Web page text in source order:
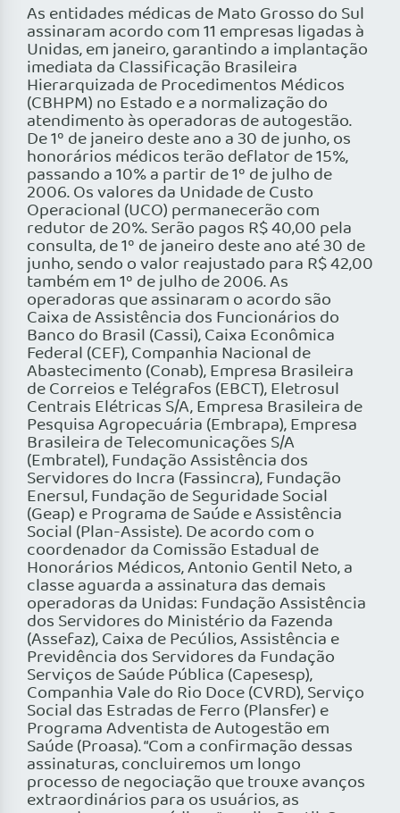
As entidades médicas de Mato Grosso do Sul
assinaram acordo com 11 empresas ligadas à
Unidas, em janeiro, garantindo a implantação
imediata da Classificação Brasileira
Hierarquizada de Procedimentos Médicos
(CBHPM) no Estado e a normalização do
atendimento às operadoras de autogestão.
De 1º de janeiro deste ano a 30 de junho, os
honorários médicos terão deflator de 15%,
passando a 10% a partir de 1º de julho de
2006. Os valores da Unidade de Custo
Operacional (UCO) permanecerão com
redutor de 20%. Serão pagos R$ 40,00 pela
consulta, de 1º de janeiro deste ano até 30 de
junho, sendo o valor reajustado para R$ 42,00
também em 1º de julho de 2006. As
operadoras que assinaram o acordo são
Caixa de Assistência dos Funcionários do
Banco do Brasil (Cassi), Caixa Econômica
Federal (CEF), Companhia Nacional de
Abastecimento (Conab), Empresa Brasileira
de Correios e Telégrafos (EBCT), Eletrosul
Centrais Elétricas S/A, Empresa Brasileira de
Pesquisa Agropecuária (Embrapa), Empresa
Brasileira de Telecomunicações S/A
(Embratel), Fundação Assistência dos
Servidores do Incra (Fassincra), Fundação
Enersul, Fundação de Seguridade Social
(Geap) e Programa de Saúde e Assistência
Social (Plan-Assiste). De acordo com o
coordenador da Comissão Estadual de
Honorários Médicos, Antonio Gentil Neto, a
classe aguarda a assinatura das demais
operadoras da Unidas: Fundação Assistência
dos Servidores do Ministério da Fazenda
(Assefaz), Caixa de Pecúlios, Assistência e
Previdência dos Servidores da Fundação
Serviços de Saúde Pública (Capesesp),
Companhia Vale do Rio Doce (CVRD), Serviço
Social das Estradas de Ferro (Plansfer) e
Programa Adventista de Autogestão em
Saúde (Proasa). “Com a confirmação dessas
assinaturas, concluiremos um longo
processo de negociação que trouxe avanços
extraordinários para os usuários, as